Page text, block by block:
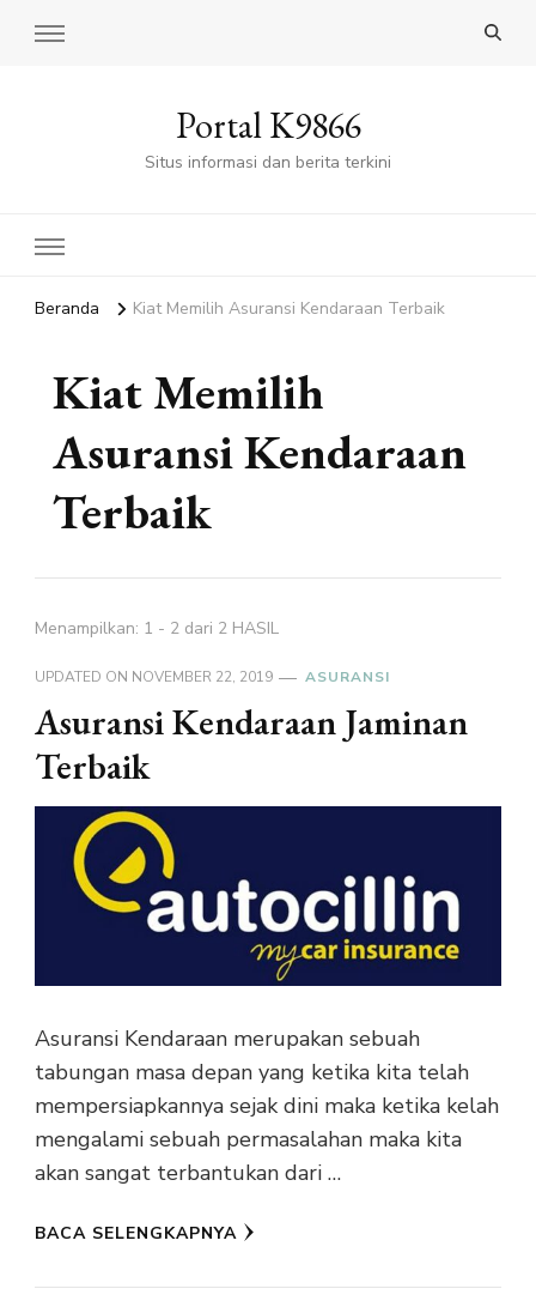
Portal K9866
Situs informasi dan berita terkini
Beranda Kiat Memilih Asuransi Kendaraan Terbaik
Kiat Memilih
Asuransi Kendaraan
Terbaik
Menampilkan: 1 - 2 dari 2 HASIL
UPDATED ON NOVEMBER 22, 2019 ASURANSI
Asuransi Kendaraan Jaminan
Terbaik
Asuransi Kendaraan merupakan sebuah
tabungan masa depan yang ketika kita telah
mempersiapkannya sejak dini maka ketika kelah
mengalami sebuah permasalahan maka kita
akan sangat terbantukan dari …
BACA SELENGKAPNYA